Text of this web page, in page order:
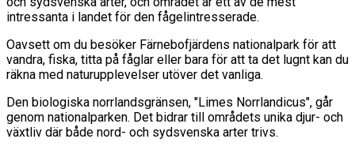
intressanta i landet för den fågelintresserade.
Oavsett om du besöker Färnebofjärdens nationalpark för att
vandra, fiska, titta på fåglar eller bara för att ta det lugnt kan du
räkna med naturupplevelser utöver det vanliga.
Den biologiska norrlandsgränsen, "Limes Norrlandicus", går
genom nationalparken. Det bidrar till områdets unika djur- och
växtliv där både nord- och sydsvenska arter trivs.